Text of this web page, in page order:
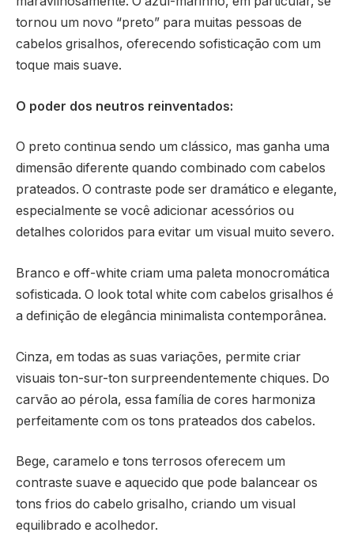
tornou um novo “preto” para muitas pessoas de
cabelos grisalhos, oferecendo sofisticação com um
toque mais suave.
O poder dos neutros reinventados:
O preto continua sendo um clássico, mas ganha uma
dimensão diferente quando combinado com cabelos
prateados. O contraste pode ser dramático e elegante,
especialmente se você adicionar acessórios ou
detalhes coloridos para evitar um visual muito severo.
Branco e off-white criam uma paleta monocromática
sofisticada. O look total white com cabelos grisalhos é
a definição de elegância minimalista contemporânea.
Cinza, em todas as suas variações, permite criar
visuais ton-sur-ton surpreendentemente chiques. Do
carvão ao pérola, essa família de cores harmoniza
perfeitamente com os tons prateados dos cabelos.
Bege, caramelo e tons terrosos oferecem um
contraste suave e aquecido que pode balancear os
tons frios do cabelo grisalho, criando um visual
equilibrado e acolhedor.